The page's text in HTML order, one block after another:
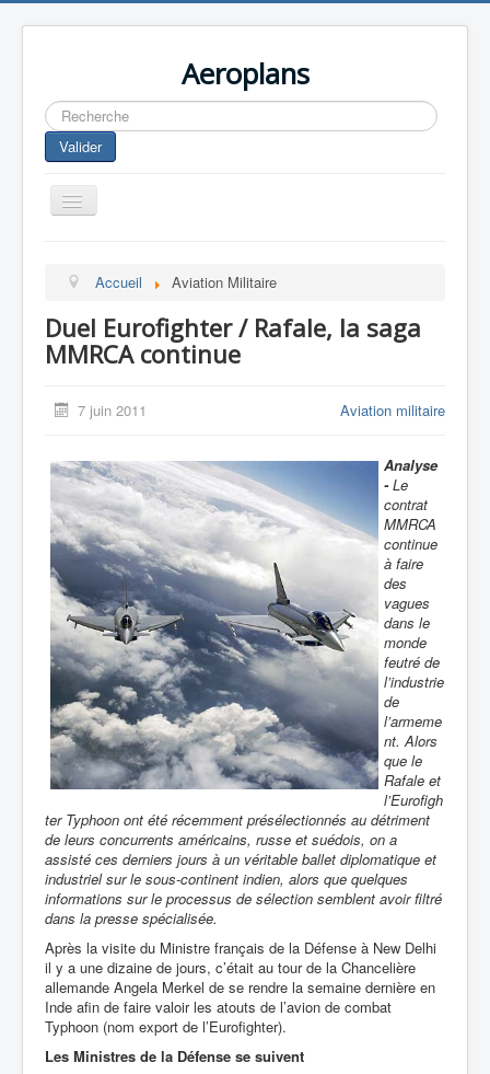
Aeroplans
Rechercher
Valider
Toggle
Navigation
Aviation Commerciale
Aviation d'Affaire
Aviation Militaire
Europespace
Accueil Aviation Militaire
Duel Eurofighter / Rafale, la saga
MMRCA continue
7 juin 2011 Aviation militaire
Analyse
-Le
contrat
MMRCA
continue
à faire
des
vagues
dans le
monde
feutré de
l’industrie
de
l’armeme
nt. Alors
que le
Rafale et
l’Eurofigh
ter Typhoon ont été récemment présélectionnés au détriment
de leurs concurrents américains, russe et suédois, on a
assisté ces derniers jours à un véritable ballet diplomatique et
industriel sur le sous-continent indien, alors que quelques
informations sur le processus de sélection semblent avoir filtré
dans la presse spécialisée.
Après la visite du Ministre français de la Défense à New Delhi
il y a une dizaine de jours, c’était au tour de la Chancelière
allemande Angela Merkel de se rendre la semaine dernière en
Inde afin de faire valoir les atouts de l’avion de combat
Typhoon (nom export de l’Eurofighter).
Les Ministres de la Défense se suivent